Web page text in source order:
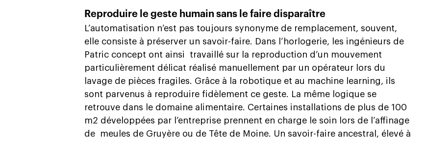
Reproduire le geste humain sans le faire disparaître
L’automatisation n’est pas toujours synonyme de remplacement, souvent,
elle consiste à préserver un savoir-faire. Dans l’horlogerie, les ingénieurs de
Patric concept ont ainsi
travaillé sur la reproduction d’un mouvement
particulièrement délicat réalisé manuellement par un opérateur lors du
lavage de pièces fragiles. Grâce à la robotique et au machine learning, ils
sont parvenus à reproduire fidèlement ce geste. La même logique se
retrouve dans le domaine alimentaire. Certaines installations de plus de 100
m2 développées par l’entreprise prennent en charge le soin lors de l’affinage
de
meules de Gruyère ou de Tête de Moine. Un savoir-faire ancestral, élevé à